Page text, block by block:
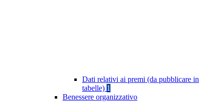
Dati relativi ai premi (da pubblicare in
tabelle) 1
Benessere organizzativo